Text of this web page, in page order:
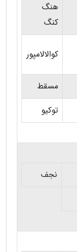
هنگ
کنگ
کوالالامپور
مسقط
توکیو
نجف